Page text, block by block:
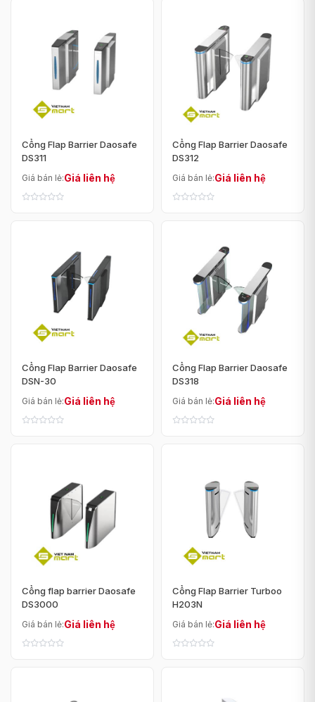
Cổng Flap Barrier Daosafe
DS311
Giá bán lẻ:Giá liên hệ
Cổng Flap Barrier Daosafe
DS312
Giá bán lẻ:Giá liên hệ
Cổng Flap Barrier Daosafe
DSN-30
Giá bán lẻ:Giá liên hệ
Cổng Flap Barrier Daosafe
DS318
Giá bán lẻ:Giá liên hệ
Cổng flap barrier Daosafe
DS3000
Giá bán lẻ:Giá liên hệ
Cổng Flap Barrier Turboo
H203N
Giá bán lẻ:Giá liên hệ